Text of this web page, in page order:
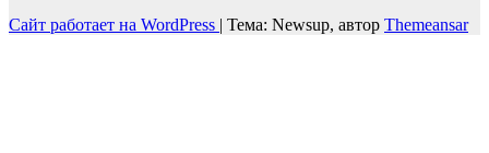
Сайт работает на WordPress | Тема: Newsup, автор Themeansar